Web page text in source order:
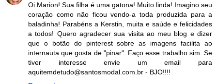
Oi Marion! Sua filha é uma gatona! Muito linda! Imagino seu
coração como não ficou vendo-a toda produzida para a
baladinha! Parabéns a Kerstin, muita e saúde e felicidades
a todos! Quero agradecer sua visita ao meu blog e dizer
que o botão do pinterest sobre as imagens facilita ao
internauta que gosta de "pinar". Faço esse trabalho sim. Se
tiver interesse envie um email para
aquitemdetudo@santosmodal.com.br - BJO!!!!